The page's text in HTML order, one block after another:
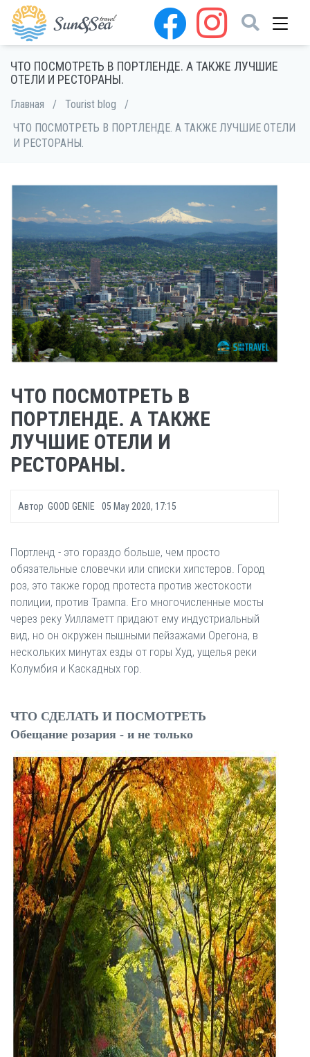
ЧТО ПОСМОТРЕТЬ В ПОРТЛЕНДЕ. А ТАКЖЕ ЛУЧШИЕ
ОТЕЛИ И РЕСТОРАНЫ.
Главная / Tourist blog
/
ЧТО ПОСМОТРЕТЬ В ПОРТЛЕНДЕ. А ТАКЖЕ ЛУЧШИЕ ОТЕЛИ
И РЕСТОРАНЫ.
ЧТО ПОСМОТРЕТЬ В
ПОРТЛЕНДЕ. А ТАКЖЕ
ЛУЧШИЕ ОТЕЛИ И
РЕСТОРАНЫ.
Автор GOOD GENIE 05 May 2020, 17:15
Портленд - это гораздо больше, чем просто
обязательные словечки или списки хипстеров. Город
роз, это также город протеста против жестокости
полиции, против Трампа. Его многочисленные мосты
через реку Уилламетт придают ему индустриальный
вид, но он окружен пышными пейзажами Орегона, в
нескольких минутах езды от горы Худ, ущелья реки
Колумбия и Каскадных гор.
ЧТО СДЕЛАТЬ И ПОСМОТРЕТЬ
Обещание розария - и не только